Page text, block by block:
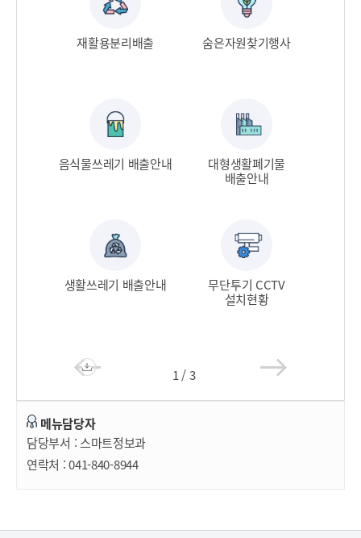
재활용분리배출​
음식물쓰레기 배출안내​
생활쓰레기 배출안내​
숨은자원찾기행사​
대형생활폐기물
배출안내​
무단투기 CCTV
설치현황​
1 /3
메뉴담당자
담당부서 : 스마트정보과
연락처 :041-840-8944